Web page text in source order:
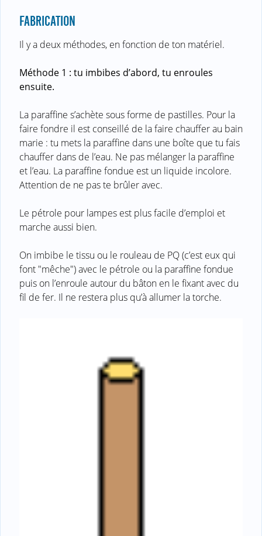
FABRICATION
Il y a deux méthodes, en fonction de ton matériel.
Méthode 1 : tu imbibes d’abord, tu enroules
ensuite.
La paraffine s’achète sous forme de pastilles. Pour la
faire fondre il est conseillé de la faire chauffer au bain
marie : tu mets la paraffine dans une boîte que tu fais
chauffer dans de l’eau. Ne pas mélanger la paraffine
et l’eau. La paraffine fondue est un liquide incolore.
Attention de ne pas te brûler avec.
Le pétrole pour lampes est plus facile d’emploi et
marche aussi bien.
On imbibe le tissu ou le rouleau de PQ (c’est eux qui
font "mêche") avec le pétrole ou la paraffine fondue
puis on l’enroule autour du bâton en le fixant avec du
fil de fer. Il ne restera plus qu’à allumer la torche.